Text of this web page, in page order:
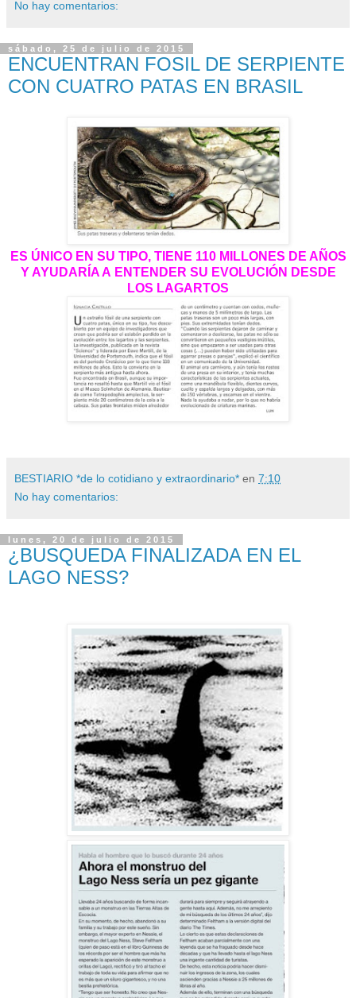
No hay comentarios:
sábado, 25 de julio de 2015
ENCUENTRAN FOSIL DE SERPIENTE
CON CUATRO PATAS EN BRASIL
ES ÚNICO EN SU TIPO, TIENE 110 MILLONES DE AÑOS
Y AYUDARÍA A ENTENDER SU EVOLUCIÓN DESDE
LOS LAGARTOS
BESTIARIO *de lo cotidiano y extraordinario* en 7:10
No hay comentarios:
lunes, 20 de julio de 2015
¿BUSQUEDA FINALIZADA EN EL
LAGO NESS?